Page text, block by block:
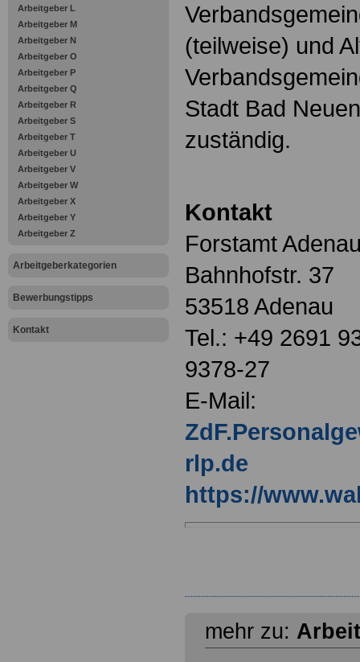
Arbeitgeber L
Arbeitgeber M
Arbeitgeber N
Arbeitgeber O
Arbeitgeber P
Arbeitgeber Q
Arbeitgeber R
Arbeitgeber S
Arbeitgeber T
Arbeitgeber U
Arbeitgeber V
Arbeitgeber W
Arbeitgeber X
Arbeitgeber Y
Arbeitgeber Z
Arbeitgeberkategorien
Bewerbungstipps
Kontakt
(teilweise) und
Stadt Bad
zuständig.
Kontakt
Forstamt
Bahnhofstr. 37
53518 Adenau
Tel.: +49 2691
9378-27
E-Mail:
rlp.de
https://
mehr zu: